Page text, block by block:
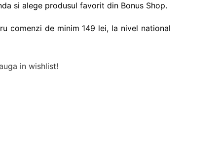
si alege produsul favorit din Bonus Shop.
comenzi de minim 149 lei, la nivel national
in wishlist!